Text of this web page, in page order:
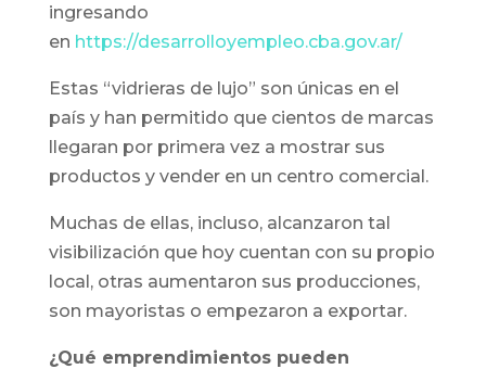
ingresando
en https://desarrolloyempleo.cba.gov.ar/
Estas “vidrieras de lujo” son únicas en el
país y han permitido que cientos de marcas
llegaran por primera vez a mostrar sus
productos y vender en un centro comercial.
Muchas de ellas, incluso, alcanzaron tal
visibilización que hoy cuentan con su propio
local, otras aumentaron sus producciones,
son mayoristas o empezaron a exportar.
¿Qué emprendimientos pueden